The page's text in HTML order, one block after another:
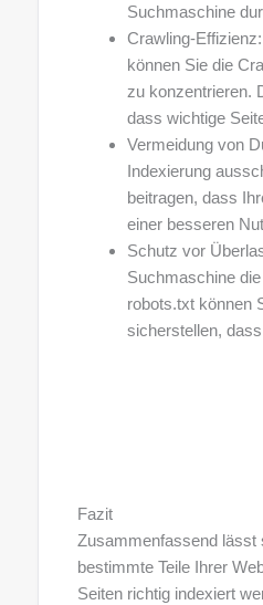
Suchmaschine
Crawling-
können Sie die
zu konzentrieren.
dass wichtige
Vermeidung von
Indexierung
beitragen, dass
einer besseren
Schutz vor
Suchmaschine
robots.txt können
sicherstellen,
Fazit
Zusammenfassend lässt
bestimmte Teile Ihrer
Seiten richtig indexiert